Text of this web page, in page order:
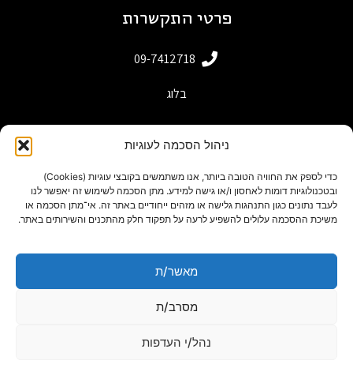
ניהול הסכמה לעוגיות
כדי לספק את החוויה הטובה ביותר, אנו משתמשים בקובצי עוגיות (Cookies)
ובטכנולוגיות דומות לאחסון ו/או גישה למידע. מתן הסכמה לשימוש זה יאפשר לנו
לעבד נתונים כגון התנהגות גלישה או מזהים ייחודיים באתר זה. אי־מתן הסכמה או
משיכת ההסכמה עלולים להשפיע לרעה על תפקוד חלק מהתכנים והשירותים באתר.
מאשר/ת
מסרב/ת
נהל/י העדפות
פרטי התקשרות
09-7412718
בלוג
powered by adactive
תנאי שימוש באתר